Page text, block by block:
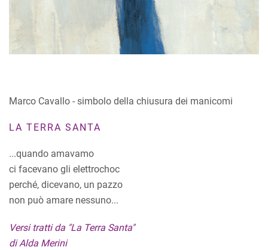
Marco Cavallo - simbolo della chiusura dei manicomi
LA TERRA SANTA
...quando amavamo
ci facevano gli elettrochoc
perché, dicevano, un pazzo
non può amare nessuno...
Versi tratti da "La Terra Santa"
di Alda Merini